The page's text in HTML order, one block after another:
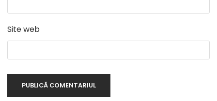
Site web